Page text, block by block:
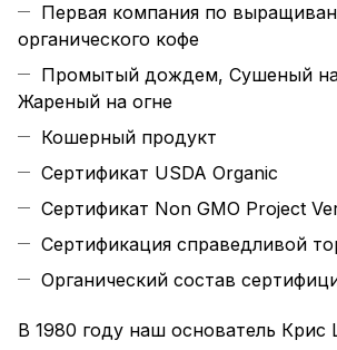
Первая компания по
органического кофе
Промытый дождем, Сушеный
Жареный на огне
Кошерный продукт
Сертификат USDA Organic
Сертификат Non GMO Project
Сертификация справедливой
Органический состав
В 1980 году наш основатель